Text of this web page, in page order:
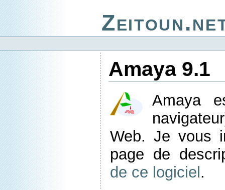
Amaya 9.1
Amaya
Web. Je vous
page de
de ce logiciel .